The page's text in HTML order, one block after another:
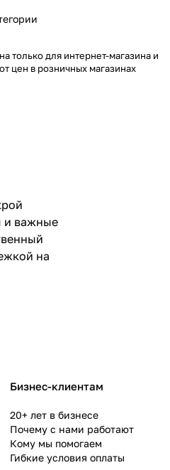
только для интернет-магазина и
цен в розничных магазинах
и важные
на
Бизнес-клиентам
20+ лет в бизнесе
Почему с нами работают
Кому мы помогаем
Гибкие условия оплаты